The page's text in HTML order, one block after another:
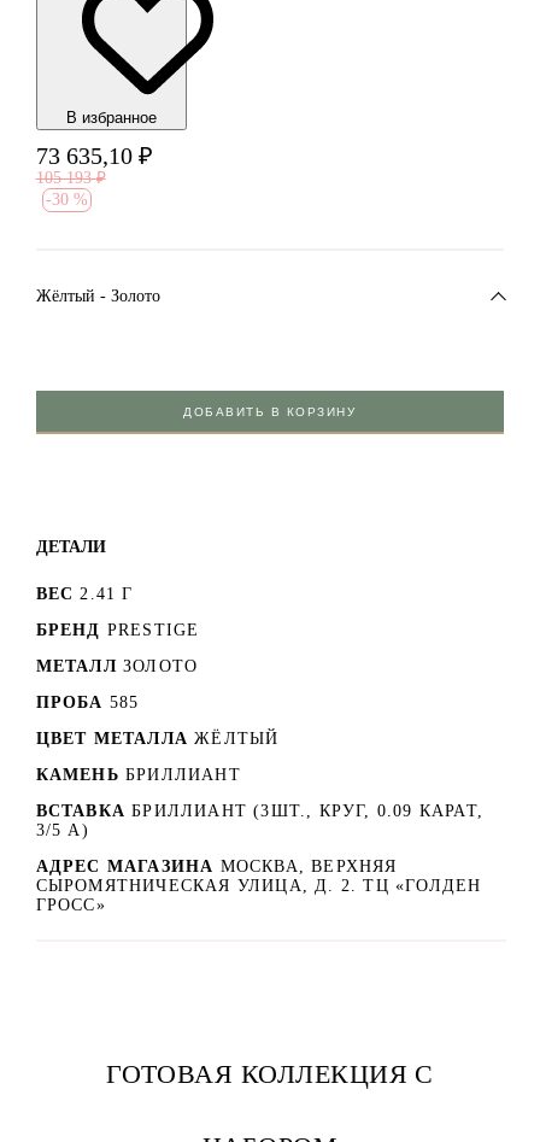
В избранноe
73 635,10 ₽
105 193 ₽
-30 %
Жёлтый - Золото
ДОБАВИТЬ В КОРЗИНУ
ДЕТАЛИ
ВЕС 2.41 Г
БРЕНД PRESTIGE
МЕТАЛЛ ЗОЛОТО
ПРОБА 585
ЦВЕТ МЕТАЛЛА ЖЁЛТЫЙ
КАМЕНЬ БРИЛЛИАНТ
ВСТАВКА БРИЛЛИАНТ (3ШТ., КРУГ, 0.09 КАРАТ,
3/5 А)
АДРЕС МАГАЗИНА МОСКВА, ВЕРХНЯЯ
СЫРОМЯТНИЧЕСКАЯ УЛИЦА, Д. 2. ТЦ «ГОЛДЕН
ГРОСС»
ГОТОВАЯ КОЛЛЕКЦИЯ С